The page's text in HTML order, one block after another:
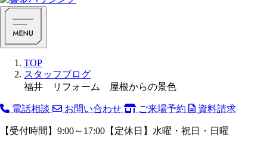
TOP
スタッフブログ
福井 リフォーム 屋根からの景色
電話相談 お問い合わせ ご来場予約 資料請求
【受付時間】9:00～17:00【定休日】水曜・祝日・日曜